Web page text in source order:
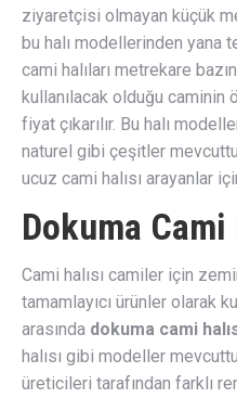
ziyaretçisi olmayan küçük
bu halı modellerinden yana
cami halıları metrekare
kullanılacak olduğu caminin
fiyat çıkarılır. Bu halı
naturel gibi çeşitler
ucuz cami halısı arayanlar
Dokuma Cami
Cami halısı camiler için
tamamlayıcı ürünler olarak
arasında dokuma cami
halısı gibi modeller
üreticileri tarafından farklı